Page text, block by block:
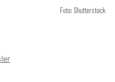
Foto: Shutterstock